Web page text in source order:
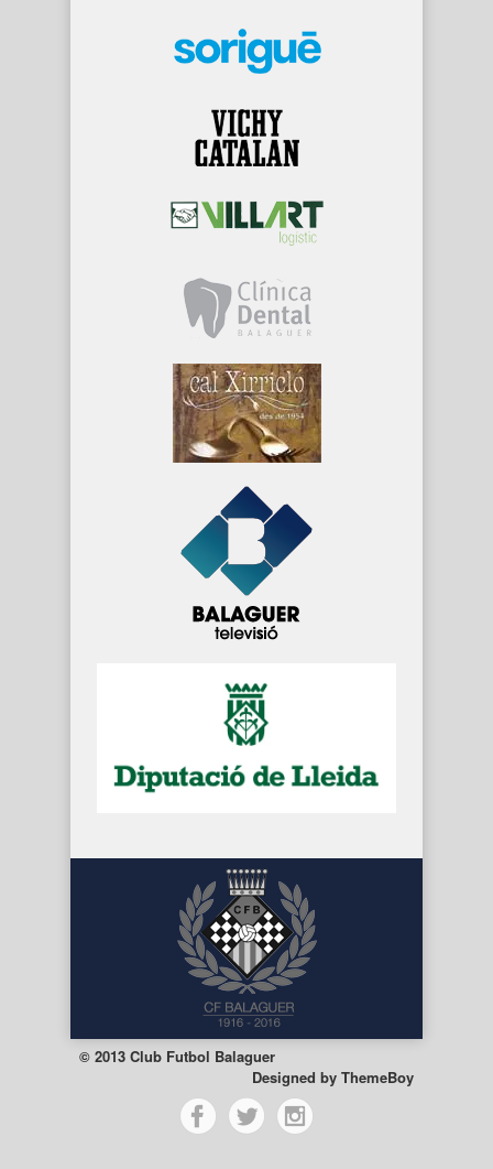
© 2013 Club Futbol Balaguer
Designed by ThemeBoy